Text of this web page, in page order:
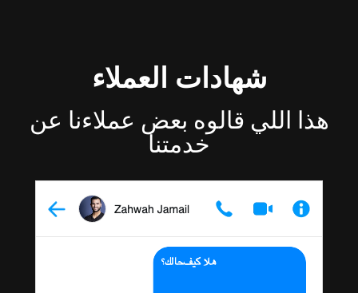
شهادات العملاء
هذا اللي قالوه بعض عملاءنا عن
خدمتنا